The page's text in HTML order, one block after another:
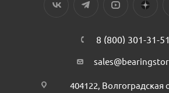
8 (800) 301-31-51
404122, Волгоградская